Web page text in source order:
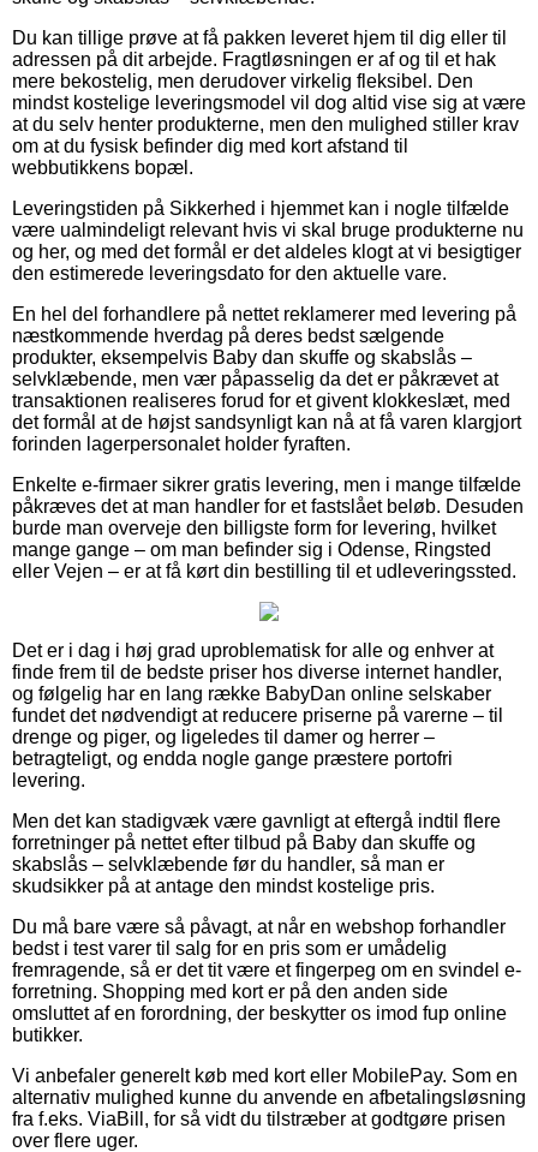
Du kan tillige prøve at få pakken leveret hjem til dig eller til
adressen på dit arbejde. Fragtløsningen er af og til et hak
mere bekostelig, men derudover virkelig fleksibel. Den
mindst kostelige leveringsmodel vil dog altid vise sig at være
at du selv henter produkterne, men den mulighed stiller krav
om at du fysisk befinder dig med kort afstand til
webbutikkens bopæl.
Leveringstiden på Sikkerhed i hjemmet kan i nogle tilfælde
være ualmindeligt relevant hvis vi skal bruge produkterne nu
og her, og med det formål er det aldeles klogt at vi besigtiger
den estimerede leveringsdato for den aktuelle vare.
En hel del forhandlere på nettet reklamerer med levering på
næstkommende hverdag på deres bedst sælgende
produkter, eksempelvis Baby dan skuffe og skabslås –
selvklæbende, men vær påpasselig da det er påkrævet at
transaktionen realiseres forud for et givent klokkeslæt, med
det formål at de højst sandsynligt kan nå at få varen klargjort
forinden lagerpersonalet holder fyraften.
Enkelte e-firmaer sikrer gratis levering, men i mange tilfælde
påkræves det at man handler for et fastslået beløb. Desuden
burde man overveje den billigste form for levering, hvilket
mange gange – om man befinder sig i Odense, Ringsted
eller Vejen – er at få kørt din bestilling til et udleveringssted.
Det er i dag i høj grad uproblematisk for alle og enhver at
finde frem til de bedste priser hos diverse internet handler,
og følgelig har en lang række BabyDan online selskaber
fundet det nødvendigt at reducere priserne på varerne – til
drenge og piger, og ligeledes til damer og herrer –
betragteligt, og endda nogle gange præstere portofri
levering.
Men det kan stadigvæk være gavnligt at eftergå indtil flere
forretninger på nettet efter tilbud på Baby dan skuffe og
skabslås – selvklæbende før du handler, så man er
skudsikker på at antage den mindst kostelige pris.
Du må bare være så påvagt, at når en webshop forhandler
bedst i test varer til salg for en pris som er umådelig
fremragende, så er det tit være et fingerpeg om en svindel e-
forretning. Shopping med kort er på den anden side
omsluttet af en forordning, der beskytter os imod fup online
butikker.
Vi anbefaler generelt køb med kort eller MobilePay. Som en
alternativ mulighed kunne du anvende en afbetalingsløsning
fra f.eks. ViaBill, for så vidt du tilstræber at godtgøre prisen
over flere uger.